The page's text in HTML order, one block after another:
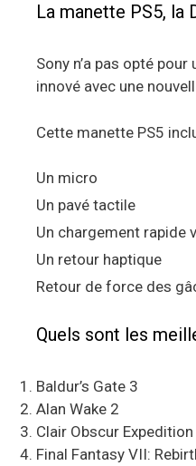
La manette PS5, la
Sony n’a pas opté
innové avec une
Cette manette PS5
Un micro
Un pavé tactile
Un chargement rapide
Un retour haptique
Retour de force des
Quels sont les
Baldur’s Gate 3
Alan Wake 2
Clair Obscur
Final Fantasy VII: